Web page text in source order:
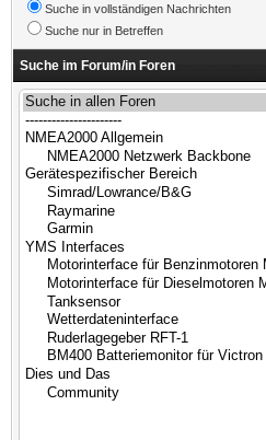
Suche in vollständigen Nachrichten
Suche nur in Betreffen
Suche im Forum/in Foren